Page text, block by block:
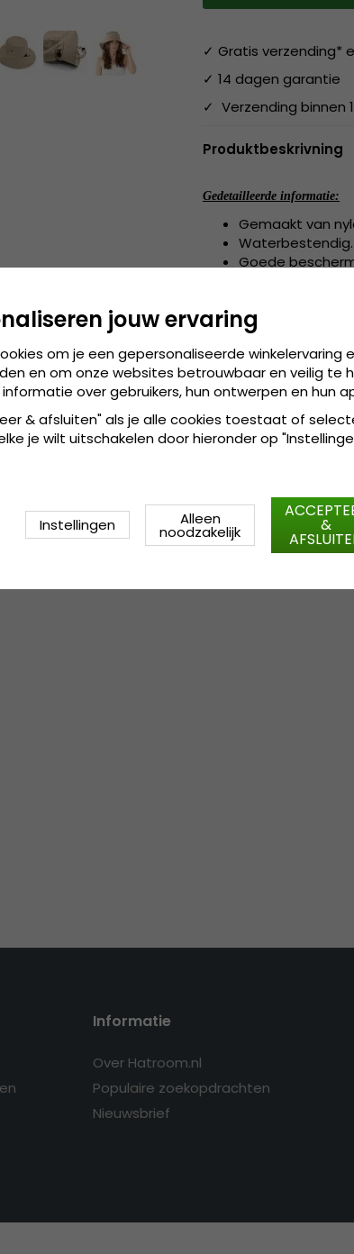
✓ Gratis verzending*
✓ 14 dagen garantie
✓ Verzending binnen
Produktbeskrivning
Gedetailleerde informatie:
Gemaakt van
Waterbestendig.
Goede
Maattabel: 55 cm - 59 cm
Informatie
Over Hatroom.nl
Populaire zoekopdrachten
Nieuwsbrief
jouw ervaring
om je een gepersonaliseerde winkelervaring
en om onze websites betrouwbaar en veilig te
over gebruikers, hun ontwerpen en hun
& afsluiten" als je alle cookies toestaat of
je wilt uitschakelen door hieronder op
Instellingen Alleen
noodzakelijk &